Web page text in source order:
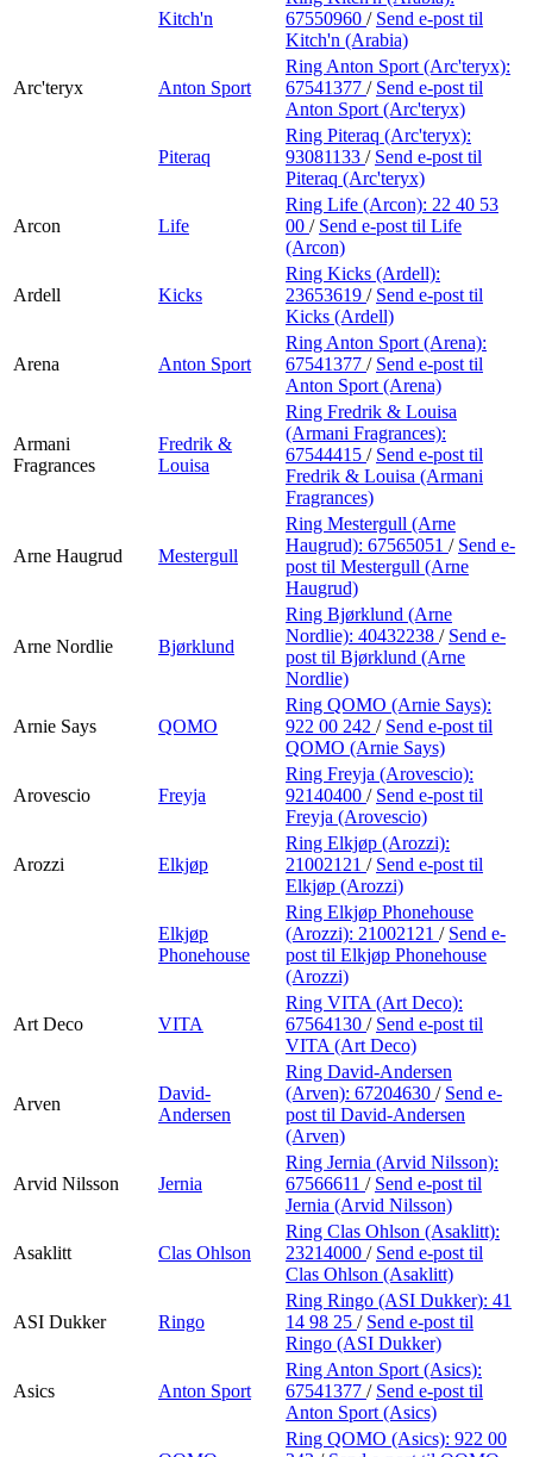
Kitch'n
67550960 / Send e-post til
Kitch'n (Arabia)
Arc'teryx Anton Sport
Ring Anton Sport (Arc'teryx):
67541377 / Send e-post til
Anton Sport (Arc'teryx)
Piteraq
Ring Piteraq (Arc'teryx):
93081133 / Send e-post til
Piteraq (Arc'teryx)
Arcon Life
Ring Life (Arcon): 22 40 53
00 / Send e-post til Life
(Arcon)
Ardell Kicks
Ring Kicks (Ardell):
23653619 / Send e-post til
Kicks (Ardell)
Arena Anton Sport
Ring Anton Sport (Arena):
67541377 / Send e-post til
Anton Sport (Arena)
Armani
Fragrances
Fredrik &
Louisa
Ring Fredrik & Louisa
(Armani Fragrances):
67544415 / Send e-post til
Fredrik & Louisa (Armani
Fragrances)
Arne Haugrud Mestergull
Ring Mestergull (Arne
Haugrud): 67565051 / Send e-
post til Mestergull (Arne
Haugrud)
Arne Nordlie Bjørklund
Ring Bjørklund (Arne
Nordlie): 40432238 / Send e-
post til Bjørklund (Arne
Nordlie)
Arnie Says QOMO
Ring QOMO (Arnie Says):
922 00 242 / Send e-post til
QOMO (Arnie Says)
Arovescio Freyja
Ring Freyja (Arovescio):
92140400 / Send e-post til
Freyja (Arovescio)
Arozzi Elkjøp
Ring Elkjøp (Arozzi):
21002121 / Send e-post til
Elkjøp (Arozzi)
Elkjøp
Phonehouse
Ring Elkjøp Phonehouse
(Arozzi): 21002121 / Send e-
post til Elkjøp Phonehouse
(Arozzi)
Art Deco VITA
Ring VITA (Art Deco):
67564130 / Send e-post til
VITA (Art Deco)
Arven
David-
Andersen
Ring David-Andersen
(Arven): 67204630 / Send e-
post til David-Andersen
(Arven)
Arvid Nilsson Jernia
Ring Jernia (Arvid Nilsson):
67566611 / Send e-post til
Jernia (Arvid Nilsson)
Asaklitt Clas Ohlson
Ring Clas Ohlson (Asaklitt):
23214000 / Send e-post til
Clas Ohlson (Asaklitt)
ASI Dukker Ringo
Ring Ringo (ASI Dukker): 41
14 98 25 / Send e-post til
Ringo (ASI Dukker)
Asics Anton Sport
Ring Anton Sport (Asics):
67541377 / Send e-post til
Anton Sport (Asics)
Ring QOMO (Asics): 922 00